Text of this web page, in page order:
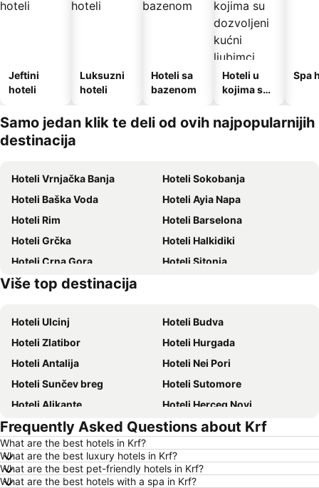
Jeftini
hoteli
Luksuzni
hoteli
Hoteli sa
bazenom
Hoteli u
kojima su
kućni
ljubimci
Spa
Samo jedan klik te deli od ovih najpopularnijih
destinacija
Hoteli Vrnjačka Banja
Hoteli Sokobanja
Hoteli Baška Voda
Hoteli Ayia Napa
Hoteli Rim
Hoteli Barselona
Hoteli Grčka
Hoteli Halkidiki
Hoteli Crna Gora
Hoteli Sitonia
Hoteli Krit
Više top destinacija
Hoteli Ulcinj
Hoteli Budva
Hoteli Zlatibor
Hoteli Hurgada
Hoteli Antalija
Hoteli Nei Pori
Hoteli Sunčev breg
Hoteli Sutomore
Hoteli Alikante
Hoteli Herceg Novi
Hoteli Bečići
Hoteli Algero
Hoteli Petrovac
Hoteli Ohrid
Hoteli Ljoret de Mar
Frequently Asked Questions about Krf
What are the best hotels in Krf?
What are the best luxury hotels in Krf?
What are the best pet-friendly hotels in Krf?
What are the best hotels with a spa in Krf?